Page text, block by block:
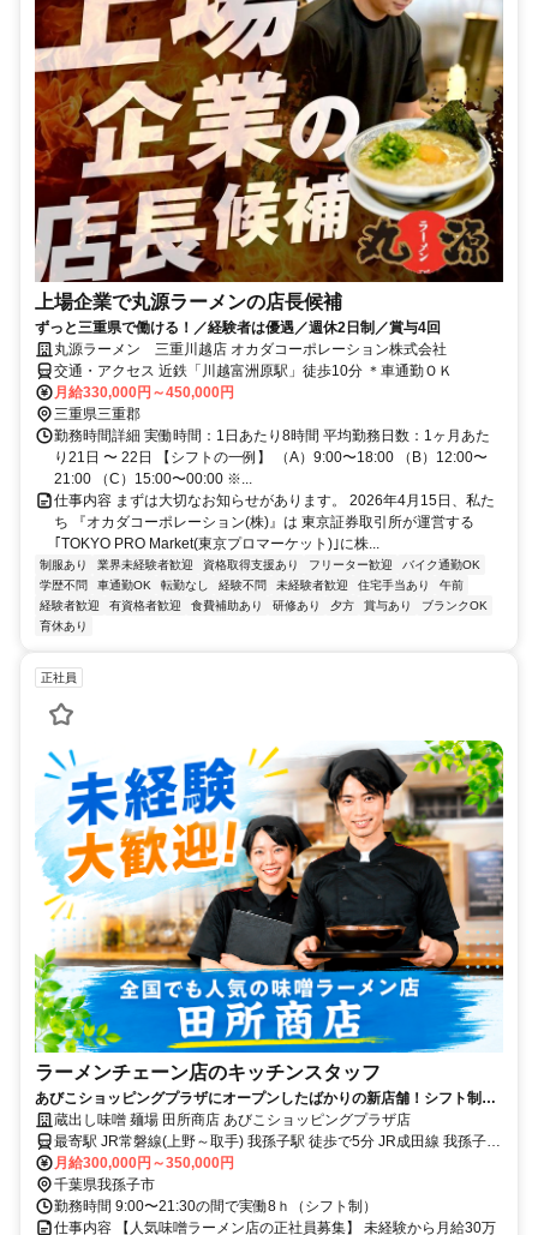
上場企業で丸源ラーメンの店長候補
ずっと三重県で働ける！／経験者は優遇／週休2日制／賞与4回
丸源ラーメン 三重川越店 オカダコーポレーション株式会社
交通・アクセス 近鉄「川越富洲原駅」徒歩10分 ＊車通勤ＯＫ
月給330,000円～450,000円
三重県三重郡
勤務時間詳細 実働時間：1日あたり8時間 平均勤務日数：1ヶ月あた
り21日 〜 22日 【シフトの一例】 （A）9:00〜18:00 （B）12:00〜
21:00 （C）15:00〜00:00 ※...
仕事内容 まずは大切なお知らせがあります。 2026年4月15日、私た
ち 『オカダコーポレーション(株)』は 東京証券取引所が運営する
｢TOKYO PRO Market(東京プロマーケット)｣に株...
制服あり 業界未経験者歓迎 資格取得支援あり フリーター歓迎
バイク通勤OK
学歴不問
車通勤OK 転勤なし 経験不問 未経験者歓迎 住宅手当あり
午前
経験者歓迎
有資格者歓迎 食費補助あり 研修あり 夕方 賞与あり
ブランクOK
育休あり
正社員
ラーメンチェーン店のキッチンスタッフ
あびこショッピングプラザにオープンしたばかりの新店舗！シフト制の
月8～9日休み
蔵出し味噌 麺場 田所商店 あびこショッピングプラザ店
最寄駅 JR常磐線(上野～取手) 我孫子駅 徒歩で5分 JR成田線 我孫子駅
徒歩で5分
月給300,000円～350,000円
千葉県我孫子市
勤務時間 9:00〜21:30の間で実働8ｈ（シフト制）
仕事内容 【人気味噌ラーメン店の正社員募集】 未経験から月給30万